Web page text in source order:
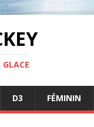
D3 FÉMININ